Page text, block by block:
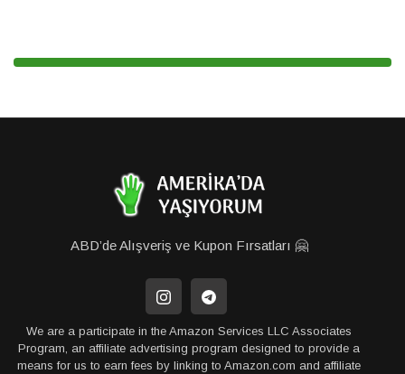
ABD’de Alışveriş ve Kupon Fırsatları 🤗
We are a participate in the Amazon Services LLC Associates
Program, an affiliate advertising program designed to provide a
means for us to earn fees by linking to Amazon.com and affiliate